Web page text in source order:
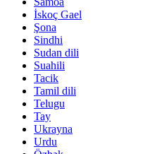
İskoç Gael
Şona
Sindhi
Sudan dili
Suahili
Tacik
Tamil dili
Telugu
Tay
Ukrayna
Urdu